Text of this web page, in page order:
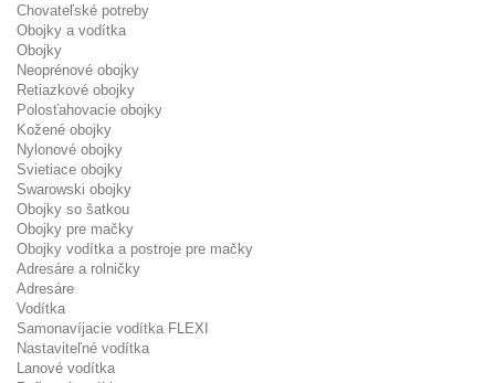
Chovateľské potreby
Obojky a vodítka
Obojky
Neoprénové obojky
Retiazkové obojky
Polosťahovacie obojky
Kožené obojky
Nylonové obojky
Svietiace obojky
Swarowski obojky
Obojky so šatkou
Obojky pre mačky
Obojky vodítka a postroje pre mačky
Adresáre a rolničky
Adresáre
Vodítka
Samonavíjacie vodítka FLEXI
Nastaviteľné vodítka
Lanové vodítka